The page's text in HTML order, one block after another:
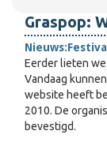
Graspop:
Nieuws:
Eerder lieten
Vandaag
website heeft
2010. De
bevestigd.